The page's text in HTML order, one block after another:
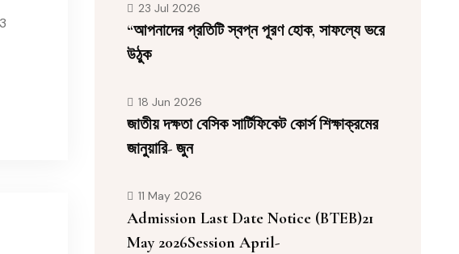
23 Jul 2026
“আপনাদের প্রতিটি স্বপ্ন পূরণ হোক, সাফল্যে ভরে
উঠুক
18 Jun 2026
জাতীয় দক্ষতা বেসিক সার্টিফিকেট কোর্স শিক্ষাক্রমের
জানুয়ারি- জুন
11 May 2026
Admission Last Date Notice (BTEB)21
May 2026Session April-